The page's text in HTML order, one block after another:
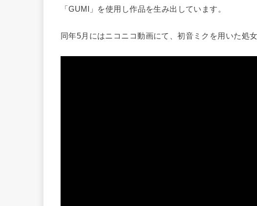
「GUMI 」を使用し作品を生み出しています。
同年5月にはニコニコ動画にて、初音ミク を用いた処